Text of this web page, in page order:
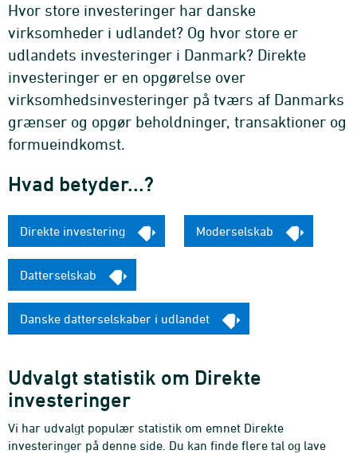
Hvor store investeringer har danske
virksomheder i udlandet? Og hvor store er
udlandets investeringer i Danmark? Direkte
investeringer er en opgørelse over
virksomhedsinvesteringer på tværs af Danmarks
grænser og opgør beholdninger, transaktioner og
formueindkomst.
Hvad betyder...?
Direkte investering Moderselskab
Datterselskab
Danske datterselskaber i udlandet
Udvalgt statistik om Direkte
investeringer
Vi har udvalgt populær statistik om emnet Direkte
investeringer på denne side. Du kan finde flere tal og lave